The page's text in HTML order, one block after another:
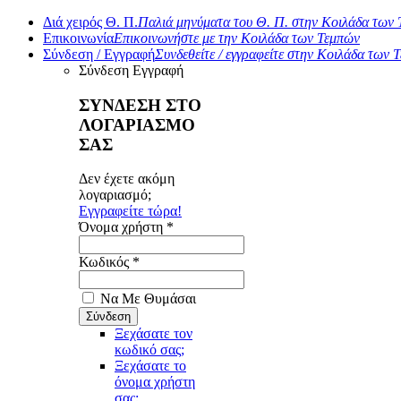
Διά χειρός Θ. Π.Παλιά μηνύματα του Θ. Π. στην Κοιλάδα των
ΕπικοινωνίαΕπικοινωνήστε με την Κοιλάδα των Τεμπών
Σύνδεση / ΕγγραφήΣυνδεθείτε / εγγραφείτε στην Κοιλάδα των
Σύνδεση Εγγραφή
ΣΥΝΔΕΣΗ ΣΤΟ
ΛΟΓΑΡΙΑΣΜΟ
ΣΑΣ
Δεν έχετε ακόμη
λογαριασμό;
Εγγραφείτε τώρα!
Όνομα χρήστη *
Κωδικός *
Να Με Θυμάσαι
Ξεχάσατε τον
κωδικό σας;
Ξεχάσατε το
όνομα χρήστη